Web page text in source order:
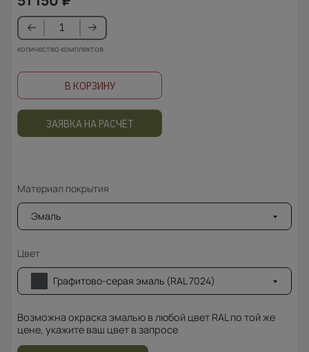
количество комплектов
В КОРЗИНУ
ЗАЯВКА НА РАСЧЁТ
Материал покрытия
Эмаль
Цвет
Графитово-серая эмаль (RAL 7024)
Возможна окраска эмалью в любой цвет RAL по той же
цене, укажите ваш цвет в запросе